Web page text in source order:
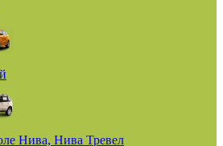
Нива, Нива Тревел